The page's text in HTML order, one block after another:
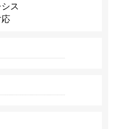
ス